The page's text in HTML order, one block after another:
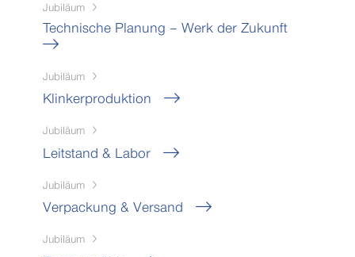
Jubiläum
Technische Planung – Werk der Zukunft
Jubiläum
Klinkerproduktion
Jubiläum
Leitstand & Labor
Jubiläum
Verpackung & Versand
Jubiläum